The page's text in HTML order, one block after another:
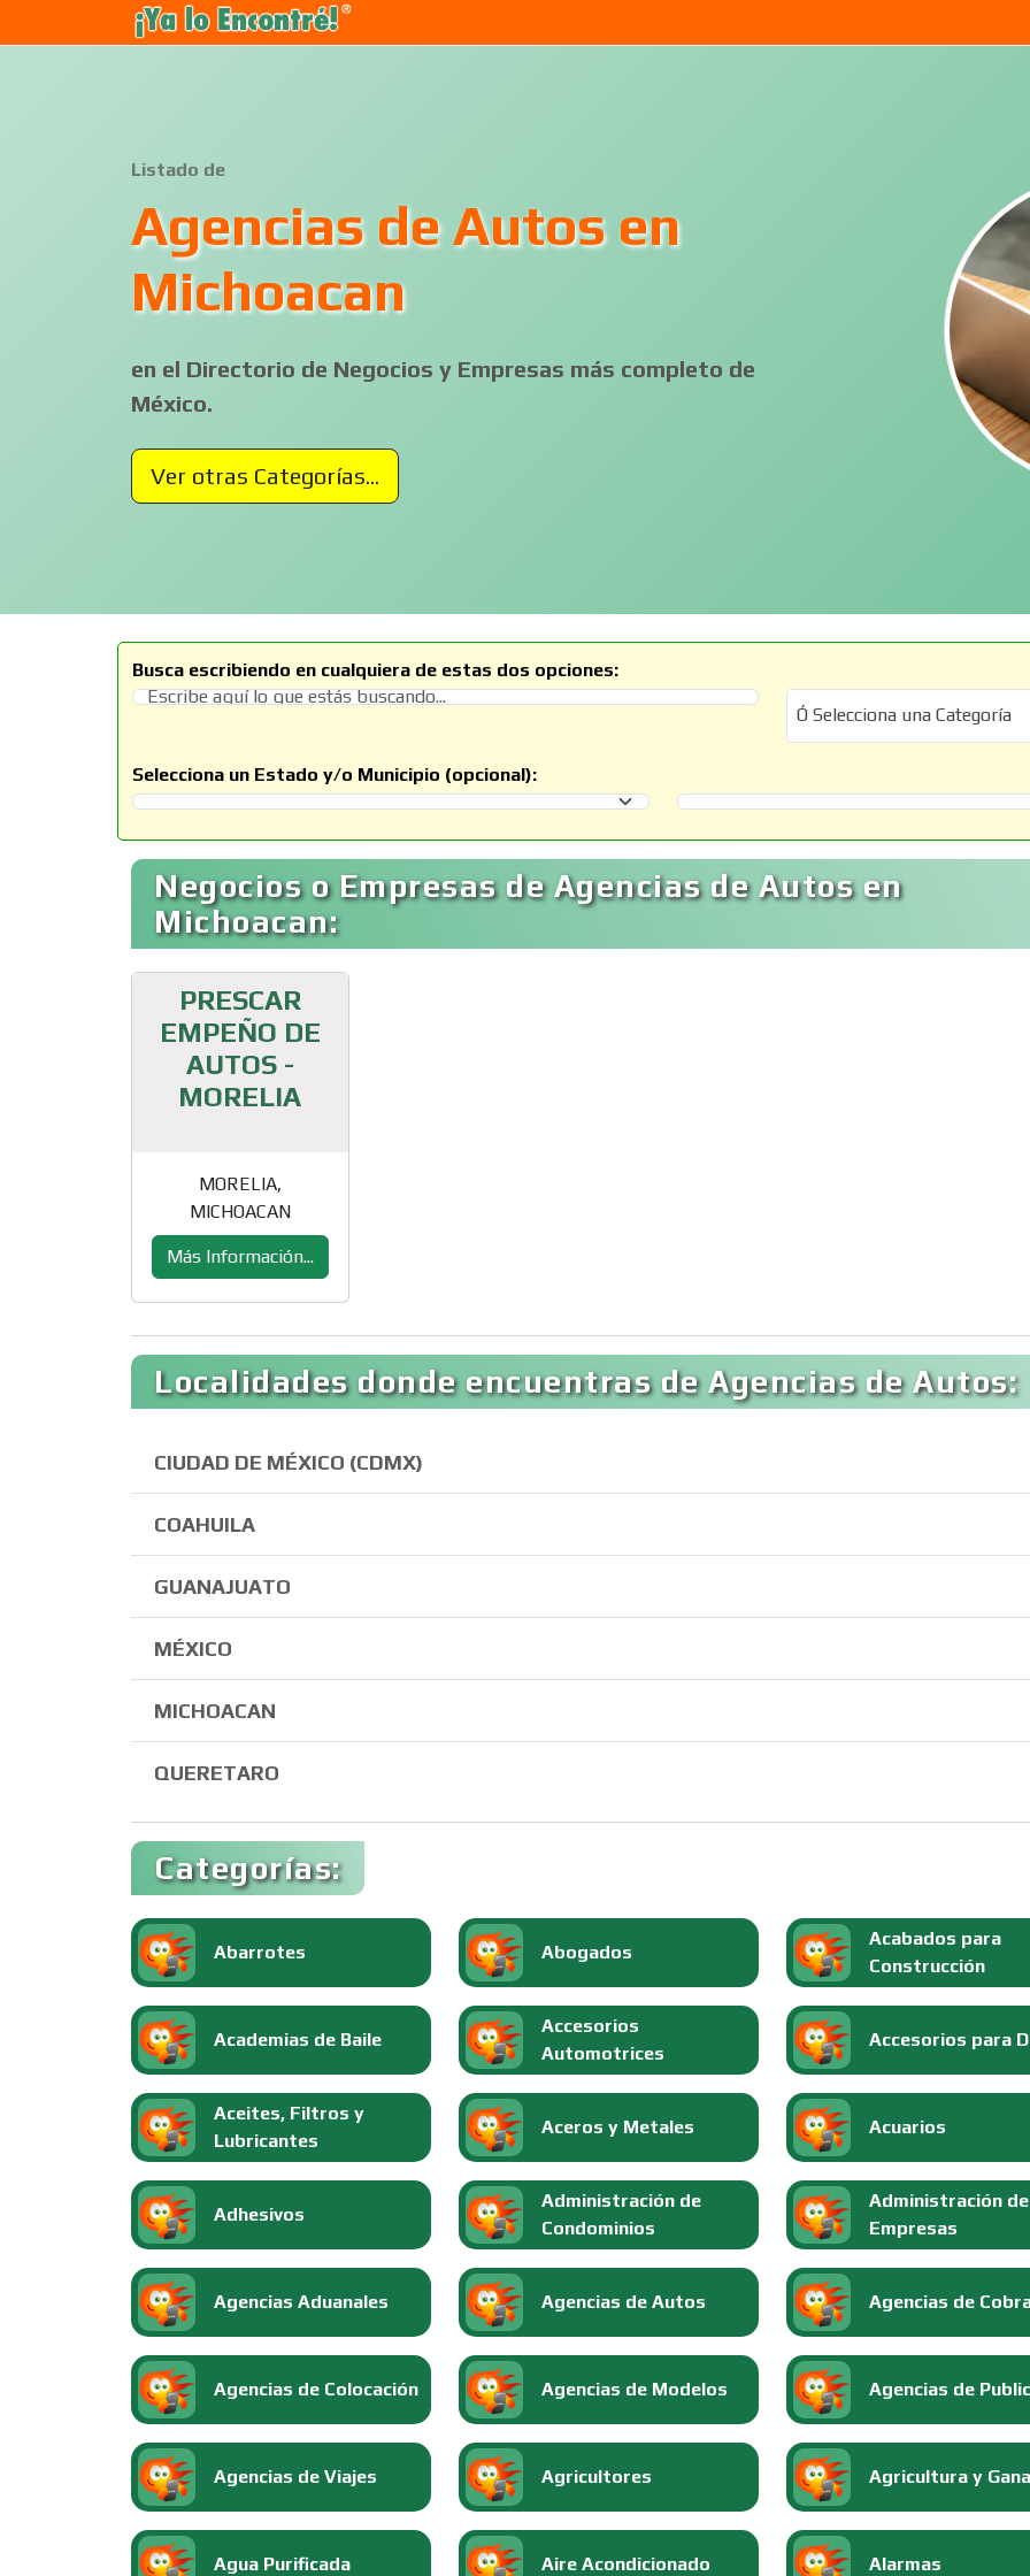
Listado de
Agencias de Autos en
Michoacan
en el Directorio de Negocios y Empresas más completo de
México.
Ver otras Categorías...
Busca escribiendo en cualquiera de estas dos opciones:
Ó Selecciona una Categoría
Ó Selecciona una Categoría
Selecciona un Estado y/o Municipio (opcional):
Selecciona un Estado
Selecciona un Municipio
Negocios o Empresas de Agencias de Autos en
Michoacan:
PRESCAR
EMPEÑO DE
AUTOS -
MORELIA
MORELIA,
MICHOACAN
Más Información...
Localidades donde encuentras de Agencias de Autos:
CIUDAD DE MÉXICO (CDMX)
COAHUILA
GUANAJUATO
MÉXICO
MICHOACAN
QUERETARO
Categorías:
Abarrotes Abogados
Acabados para
Construcción
Academias de Baile
Accesorios
Automotrices
Accesorios para
Aceites, Filtros y
Lubricantes
Aceros y Metales Acuarios
Adhesivos
Administración de
Condominios
Administración de
Empresas
Agencias Aduanales Agencias de Autos Agencias de
Agencias de Colocación Agencias de Modelos Agencias de
Agencias de Viajes Agricultores Agricultura y
Agua Purificada Aire Acondicionado Alarmas